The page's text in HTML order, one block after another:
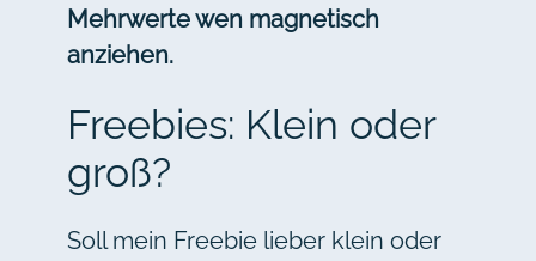
Mehrwerte wen magnetisch
anziehen.
Freebies: Klein oder
groß?
Soll mein Freebie lieber klein oder